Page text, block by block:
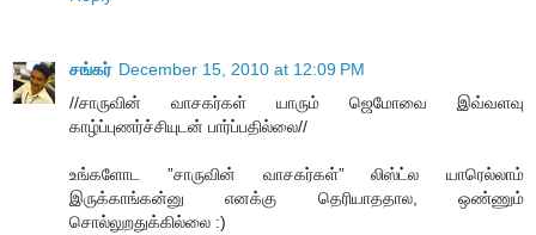
சங்கர் December 15, 2010 at 12:09 PM
//சாருவின் வாசகர்கள் யாரும் ஜெமோவை இவ்வளவு
காழ்ப்புணர்ச்சியுடன் பார்ப்பதில்லை//
உங்களோட ”சாருவின் வாசகர்கள்” லிஸ்ட்ல யாரெல்லாம்
இருக்காங்கன்னு எனக்கு தெரியாததால, ஒண்ணும்
சொல்லுறதுக்கில்லை :)